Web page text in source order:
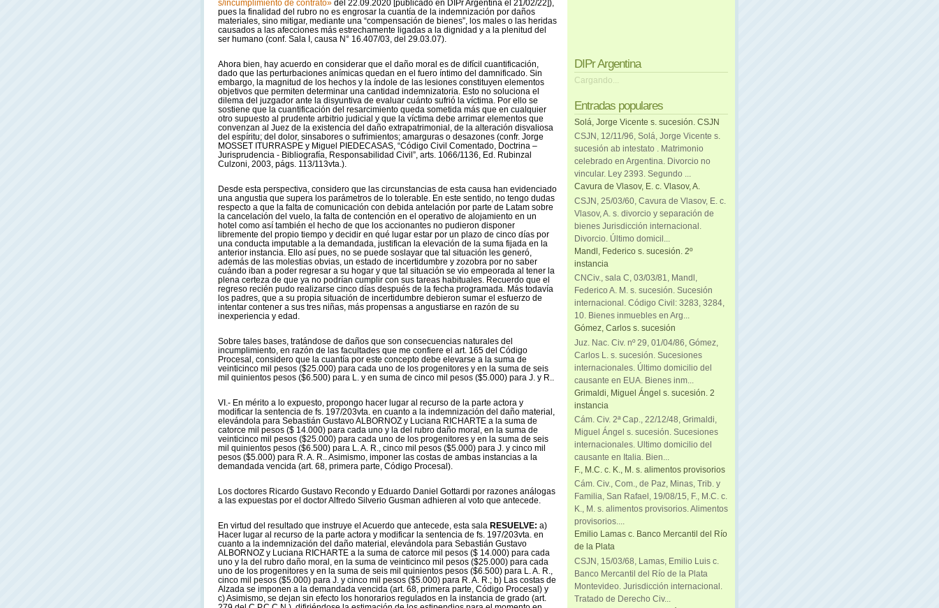
s/incumplimiento de contrato» del 22.09.2020 [publicado en DIPr Argentina el 21/02/22]),
pues la finalidad del rubro no es engrosar la cuantía de la indemnización por daños
materiales, sino mitigar, mediante una “compensación de bienes”, los males o las heridas
causados a las afecciones más estrechamente ligadas a la dignidad y a la plenitud del
ser humano (conf. Sala I, causa N° 16.407/03, del 29.03.07).
Ahora bien, hay acuerdo en considerar que el daño moral es de difícil cuantificación,
dado que las perturbaciones anímicas quedan en el fuero íntimo del damnificado. Sin
embargo, la magnitud de los hechos y la índole de las lesiones constituyen elementos
objetivos que permiten determinar una cantidad indemnizatoria. Esto no soluciona el
dilema del juzgador ante la disyuntiva de evaluar cuánto sufrió la víctima. Por ello se
sostiene que la cuantificación del resarcimiento queda sometida más que en cualquier
otro supuesto al prudente arbitrio judicial y que la víctima debe arrimar elementos que
convenzan al Juez de la existencia del daño extrapatrimonial, de la alteración disvaliosa
del espíritu; del dolor, sinsabores o sufrimientos; amarguras o desazones (confr. Jorge
MOSSET ITURRASPE y Miguel PIEDECASAS, “Código Civil Comentado, Doctrina –
Jurisprudencia - Bibliografía, Responsabilidad Civil”, arts. 1066/1136, Ed. Rubinzal
Culzoni, 2003, págs. 113/113vta.).
Desde esta perspectiva, considero que las circunstancias de esta causa han evidenciado
una angustia que supera los parámetros de lo tolerable. En este sentido, no tengo dudas
respecto a que la falta de comunicación con debida antelación por parte de Latam sobre
la cancelación del vuelo, la falta de contención en el operativo de alojamiento en un
hotel como así también el hecho de que los accionantes no pudieron disponer
libremente del propio tiempo y decidir en qué lugar estar por un plazo de cinco días por
una conducta imputable a la demandada, justifican la elevación de la suma fijada en la
anterior instancia. Ello así pues, no se puede soslayar que tal situación les generó,
además de las molestias obvias, un estado de incertidumbre y zozobra por no saber
cuándo iban a poder regresar a su hogar y que tal situación se vio empeorada al tener la
plena certeza de que ya no podrían cumplir con sus tareas habituales. Recuerdo que el
regreso recién pudo realizarse cinco días después de la fecha programada. Más todavía
los padres, que a su propia situación de incertidumbre debieron sumar el esfuerzo de
intentar contener a sus tres niñas, más propensas a angustiarse en razón de su
inexperiencia y edad.
Sobre tales bases, tratándose de daños que son consecuencias naturales del
incumplimiento, en razón de las facultades que me confiere el art. 165 del Código
Procesal, considero que la cuantía por este concepto debe elevarse a la suma de
veinticinco mil pesos ($25.000) para cada uno de los progenitores y en la suma de seis
mil quinientos pesos ($6.500) para L. y en suma de cinco mil pesos ($5.000) para J. y R..
VI.- En mérito a lo expuesto, propongo hacer lugar al recurso de la parte actora y
modificar la sentencia de fs. 197/203vta. en cuanto a la indemnización del daño material,
elevándola para Sebastián Gustavo ALBORNOZ y Luciana RICHARTE a la suma de
catorce mil pesos ($ 14.000) para cada uno y la del rubro daño moral, en la suma de
veinticinco mil pesos ($25.000) para cada uno de los progenitores y en la suma de seis
mil quinientos pesos ($6.500) para L. A. R., cinco mil pesos ($5.000) para J. y cinco mil
pesos ($5.000) para R. A. R.. Asimismo, imponer las costas de ambas instancias a la
demandada vencida (art. 68, primera parte, Código Procesal).
Los doctores Ricardo Gustavo Recondo y Eduardo Daniel Gottardi por razones análogas
a las expuestas por el doctor Alfredo Silverio Gusman adhieren al voto que antecede.
En virtud del resultado que instruye el Acuerdo que antecede, esta sala RESUELVE: a)
Hacer lugar al recurso de la parte actora y modificar la sentencia de fs. 197/203vta. en
cuanto a la indemnización del daño material, elevándola para Sebastián Gustavo
ALBORNOZ y Luciana RICHARTE a la suma de catorce mil pesos ($ 14.000) para cada
uno y la del rubro daño moral, en la suma de veinticinco mil pesos ($25.000) para cada
uno de los progenitores y en la suma de seis mil quinientos pesos ($6.500) para L. A. R.,
cinco mil pesos ($5.000) para J. y cinco mil pesos ($5.000) para R. A. R.; b) Las costas de
Alzada se imponen a la demandada vencida (art. 68, primera parte, Código Procesal) y
c) Asimismo, se dejan sin efecto los honorarios regulados en la instancia de grado (art.
DIPr Argentina
Cargando...
Entradas populares
Solá, Jorge Vicente s. sucesión. CSJN
CSJN, 12/11/96, Solá, Jorge Vicente s.
sucesión ab intestato . Matrimonio
celebrado en Argentina. Divorcio no
vincular. Ley 2393. Segundo ...
Cavura de Vlasov, E. c. Vlasov, A.
CSJN, 25/03/60, Cavura de Vlasov, E. c.
Vlasov, A. s. divorcio y separación de
bienes Jurisdicción internacional.
Divorcio. Último domicil...
Mandl, Federico s. sucesión. 2º
instancia
CNCiv., sala C, 03/03/81, Mandl,
Federico A. M. s. sucesión. Sucesión
internacional. Código Civil: 3283, 3284,
10. Bienes inmuebles en Arg...
Gómez, Carlos s. sucesión
Juz. Nac. Civ. nº 29, 01/04/86, Gómez,
Carlos L. s. sucesión. Sucesiones
internacionales. Último domicilio del
causante en EUA. Bienes inm...
Grimaldi, Miguel Ángel s. sucesión. 2
instancia
Cám. Civ. 2ª Cap., 22/12/48, Grimaldi,
Miguel Ángel s. sucesión. Sucesiones
internacionales. Ultimo domicilio del
causante en Italia. Bien...
F., M.C. c. K., M. s. alimentos provisorios
Cám. Civ., Com., de Paz, Minas, Trib. y
Familia, San Rafael, 19/08/15, F., M.C. c.
K., M. s. alimentos provisorios. Alimentos
provisorios....
Emilio Lamas c. Banco Mercantil del Río
de la Plata
CSJN, 15/03/68, Lamas, Emilio Luis c.
Banco Mercantil del Río de la Plata
Montevideo. Jurisdicción internacional.
Tratado de Derecho Civ...